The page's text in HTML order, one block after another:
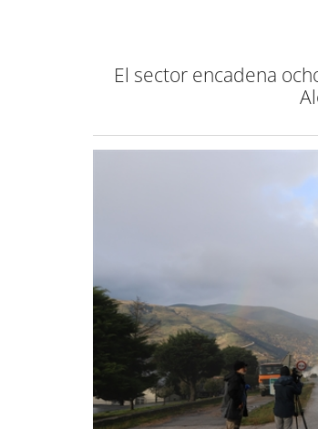
El sector encadena